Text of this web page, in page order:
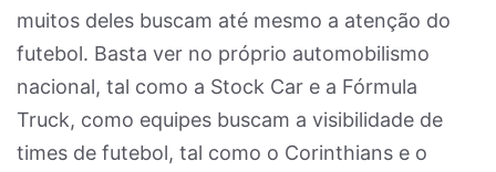
muitos deles buscam até mesmo a atenção do
futebol. Basta ver no próprio automobilismo
nacional, tal como a Stock Car e a Fórmula
Truck, como equipes buscam a visibilidade de
times de futebol, tal como o Corinthians e o